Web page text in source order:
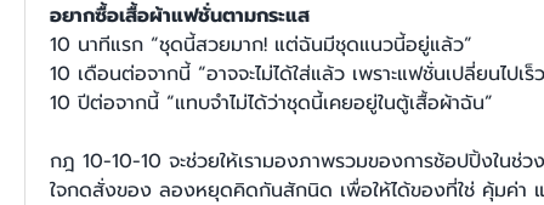
อยากซื้อเสื้อผ้าแฟชั่นตามกระแส
10 นาทีแรก “ชุดนี้สวยมาก! แต่ฉันมีชุดแนวนี้อยู่แล้ว”
10 เดือนต่อจากนี้ “อาจจะไม่ได้ใส่แล้ว เพราะแฟชั่นเปลี่ยนไปเ
10 ปีต่อจากนี้ “แทบจำไม่ได้ว่าชุดนี้เคยอยู่ในตู้เสื้อผ้าฉัน”
กฎ 10-10-10 จะช่วยให้เรามองภาพรวมของการช้อปปิ้งในช่
ใจกดสั่งของ ลองหยุดคิดกันสักนิด เพื่อให้ได้ของที่ใช่ คุ้มค่า